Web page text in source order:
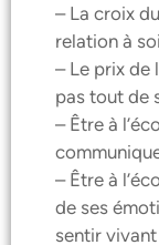
– La croix
relation à
– Le prix de
pas tout de
– Être à
– Être à
de ses
sentir vivant